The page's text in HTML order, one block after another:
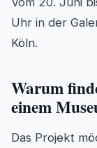
Uhr in der
Köln.
Warum
einem
Das Projekt